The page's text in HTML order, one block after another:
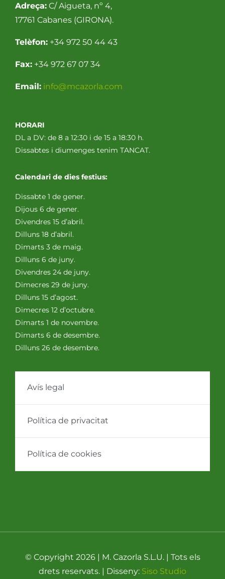
Adreça:C/ Aigueta, nº 4,
17761 Cabanes (GIRONA).
Telèfon:+34 972 50 44 43
Fax:+34 972 67 07 34
Email: info@mcazorla.com
HORARI
DL a DV: de 8 a 12:30 i de 15 a 18:30 h.
Dissabtes i diumenges tenim TANCAT.
Calendari de dies festius:
Dissabte 1 de gener.
Dijous 6 de gener.
Divendres 15 d’abril.
Dilluns 18 d’abril.
Dimarts 3 de maig.
Dilluns 6 de juny.
Divendres 24 de juny.
Dimecres 29 de juny.
Dilluns 15 d’agost.
Dimecres 12 d’octubre.
Dimarts 1 de novembre.
Dimarts 6 de desembre.
Dilluns 26 de desembre.
Avís legal
Política de privacitat
Política de cookies
© Copyright 2026 | M. Cazorla S.L.U. | Tots els
drets reservats. | Disseny: Siso Studio